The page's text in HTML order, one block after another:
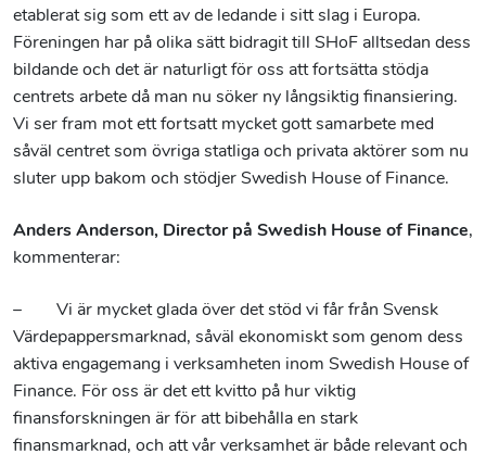
etablerat sig som ett av de ledande i sitt slag i Europa.
Föreningen har på olika sätt bidragit till SHoF alltsedan dess
bildande och det är naturligt för oss att fortsätta stödja
centrets arbete då man nu söker ny långsiktig finansiering.
Vi ser fram mot ett fortsatt mycket gott samarbete med
såväl centret som övriga statliga och privata aktörer som nu
sluter upp bakom och stödjer Swedish House of Finance.
Anders Anderson, Director på Swedish House of Finance,
kommenterar:
– Vi är mycket glada över det stöd vi får från Svensk
Värdepappersmarknad, såväl ekonomiskt som genom dess
aktiva engagemang i verksamheten inom Swedish House of
Finance. För oss är det ett kvitto på hur viktig
finansforskningen är för att bibehålla en stark
finansmarknad, och att vår verksamhet är både relevant och